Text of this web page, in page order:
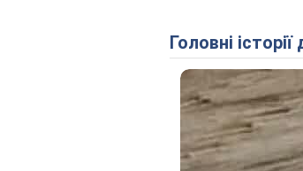
Головні історії